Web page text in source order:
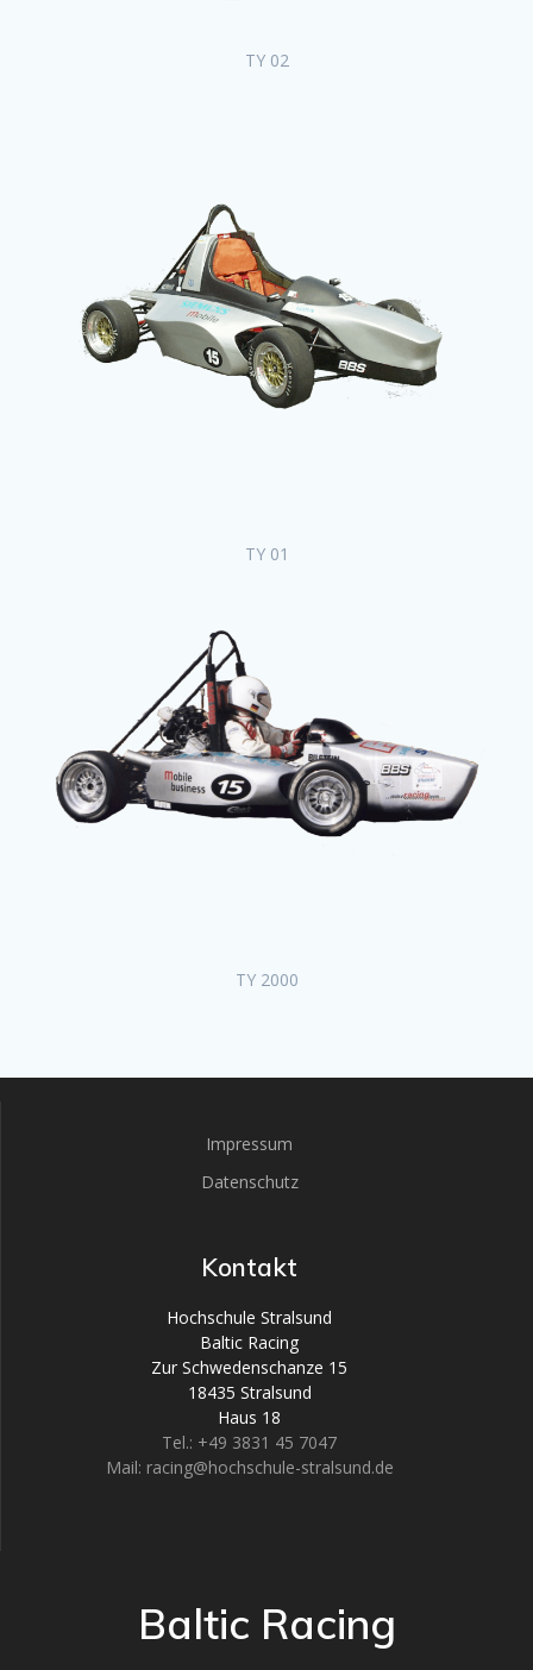
TY 02
TY 01
TY 2000
Impressum
Datenschutz
Kontakt
Hochschule Stralsund
Baltic Racing
Zur Schwedenschanze 15
18435 Stralsund
Haus 18
Tel.: +49 3831 45 7047
Mail: racing@hochschule-stralsund.de
Baltic Racing